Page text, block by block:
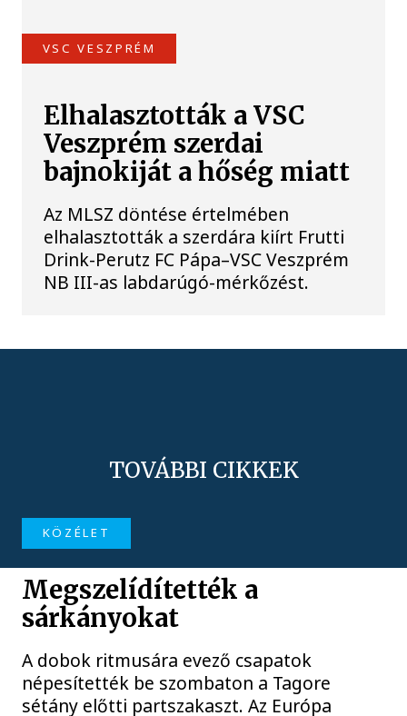
VSC VESZPRÉM
Elhalasztották a VSC
Veszprém szerdai
bajnokiját a hőség miatt
Az MLSZ döntése értelmében
elhalasztották a szerdára kiírt Frutti
Drink-Perutz FC Pápa–VSC Veszprém
NB III-as labdarúgó-mérkőzést.
TOVÁBBI CIKKEK
KÖZÉLET
Megszelídítették a
sárkányokat
A dobok ritmusára evező csapatok
népesítették be szombaton a Tagore
sétány előtti partszakaszt. Az Európa